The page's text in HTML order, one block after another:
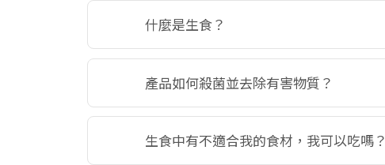
什麼是生食？
產品如何殺菌並去除有害物質？
生食中有不適合我的食材，我可以吃嗎？